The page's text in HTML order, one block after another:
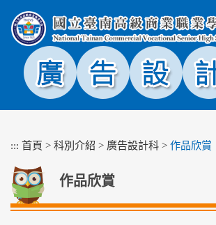
塊
::: 首頁 > 科別介紹 > 廣告設計科 > 作品欣賞
作品欣賞